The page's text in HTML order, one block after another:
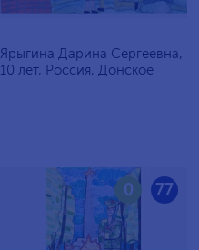
Ярыгина Дарина Сергеевна,
10 лет, Россия, Донское
77
0